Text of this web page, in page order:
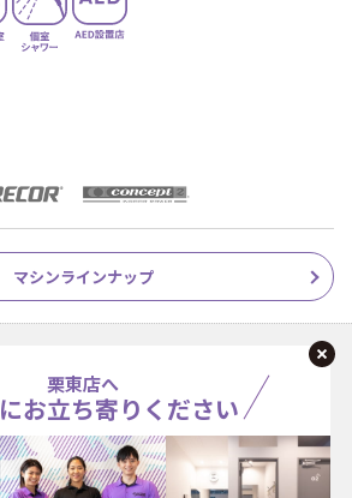
マシンラインナップ
栗東店へ
お立ち寄りください